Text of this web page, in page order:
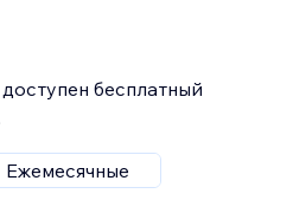
бесплатный
Ежемесячные